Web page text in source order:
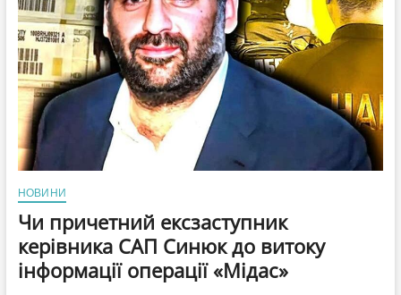
НОВИНИ
Чи причетний ексзаступник
керівника САП Синюк до витоку
інформації операції «Мідас»